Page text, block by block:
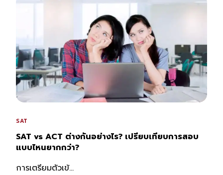
SAT
SAT vs ACT ต่างกันอย่างไร? เปรียบเทียบการสอบ
แบบไหนยากกว่า?
การเตรียมตัวเข้...